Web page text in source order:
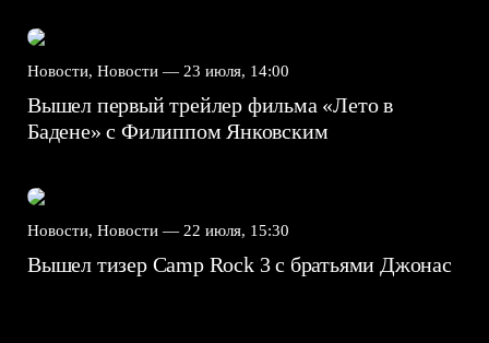
Новости, Новости — 23 июля, 14:00
Вышел первый трейлер фильма «Лето в
Бадене» с Филиппом Янковским
Новости, Новости — 22 июля, 15:30
Вышел тизер Camp Rock 3 с братьями Джонас